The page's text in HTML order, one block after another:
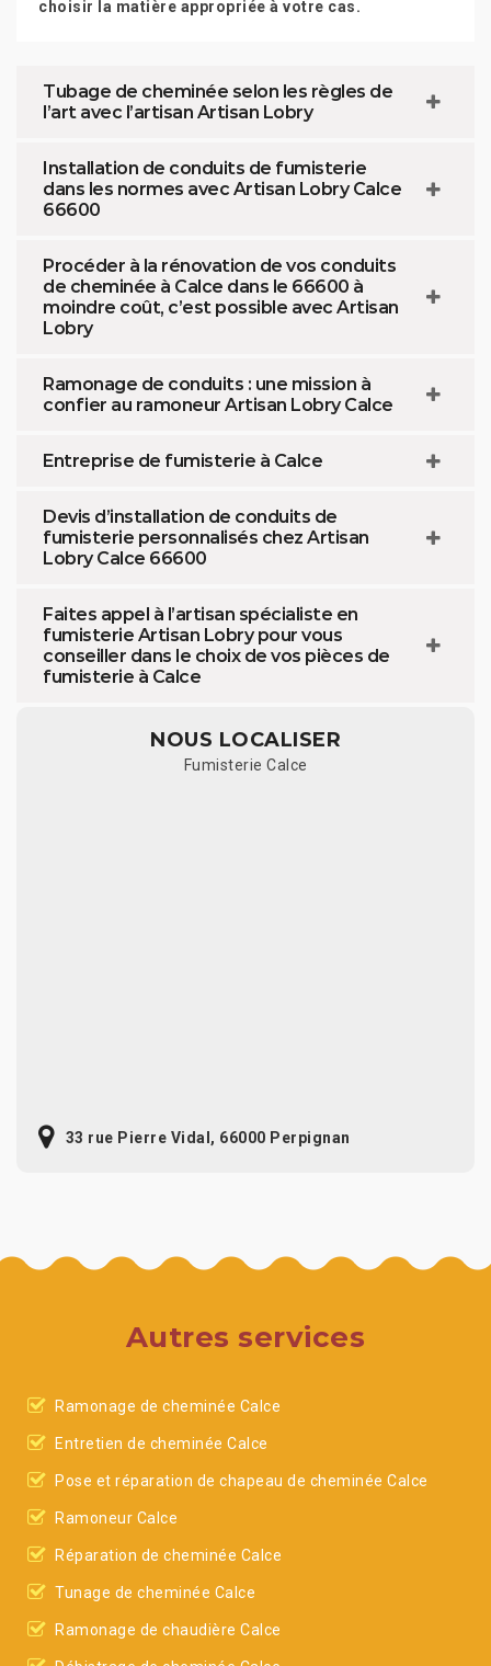
choisir la matière appropriée à votre cas.
Tubage de cheminée selon les règles de
l’art avec l’artisan Artisan Lobry
Installation de conduits de fumisterie
dans les normes avec Artisan Lobry Calce
66600
Procéder à la rénovation de vos conduits
de cheminée à Calce dans le 66600 à
moindre coût, c’est possible avec Artisan
Lobry
Ramonage de conduits : une mission à
confier au ramoneur Artisan Lobry Calce
Entreprise de fumisterie à Calce
Devis d’installation de conduits de
fumisterie personnalisés chez Artisan
Lobry Calce 66600
Faites appel à l’artisan spécialiste en
fumisterie Artisan Lobry pour vous
conseiller dans le choix de vos pièces de
fumisterie à Calce
NOUS LOCALISER
Fumisterie Calce
33 rue Pierre Vidal, 66000 Perpignan
Autres services
Ramonage de cheminée Calce
Entretien de cheminée Calce
Pose et réparation de chapeau de cheminée Calce
Ramoneur Calce
Réparation de cheminée Calce
Tunage de cheminée Calce
Ramonage de chaudière Calce